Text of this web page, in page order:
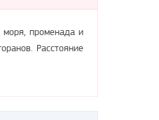
моря, променада и
Расстояние